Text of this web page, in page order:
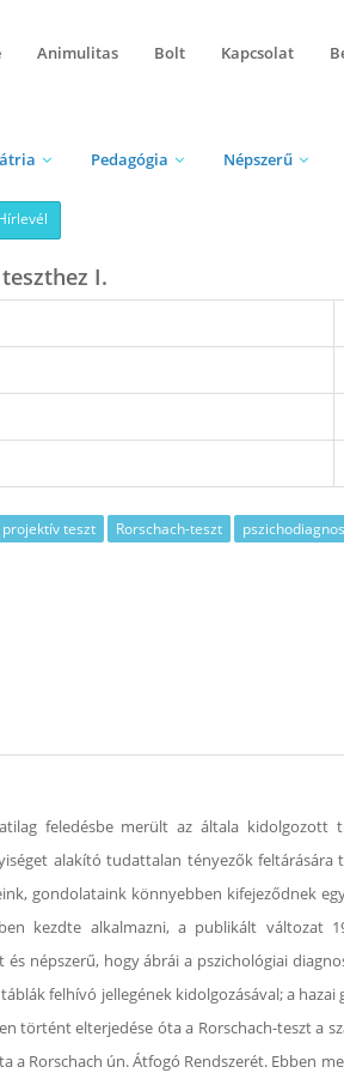
Animulitas Bolt Kapcsolat
Pedagógia Népszerű
I.
projektív teszt Rorschach-teszt
feledésbe merült az általa
alakító tudattalan tényezők
gondolataink könnyebben kifejeződnek
kezdte alkalmazni, a publikált változat
népszerű, hogy ábrái a pszichológiai
felhívó jellegének kidolgozásával; a
történt elterjedése óta a Rorschach-teszt a
Rorschach ún. Átfogó Rendszerét. Ebben